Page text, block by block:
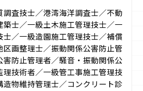
調査技士／港湾海洋調査士／不動
築士／一級土木施工管理技士／一
士／一級造園施工管理技士／補償
区画整理士／振動関係公害防止管
害防止管理者／騒音・振動関係公
理技術者／一級管工事施工管理技
造物維持管理士／コンクリート診